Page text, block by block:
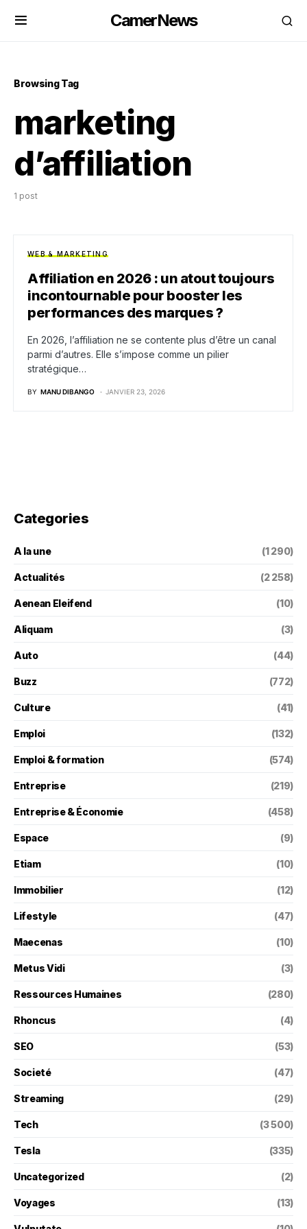
CamerNews
Browsing Tag
marketing
d’affiliation
1 post
WEB & MARKETING
Affiliation en 2026 : un atout toujours
incontournable pour booster les
performances des marques ?
En 2026, l’affiliation ne se contente plus d’être un canal
parmi d’autres. Elle s’impose comme un pilier
stratégique…
BY MANU DIBANGO JANVIER 23, 2026
Categories
A la une (1 290)
Actualités (2 258)
Aenean Eleifend (10)
Aliquam (3)
Auto (44)
Buzz (772)
Culture (41)
Emploi (132)
Emploi & formation (574)
Entreprise (219)
Entreprise & Économie (458)
Espace (9)
Etiam (10)
Immobilier (12)
Lifestyle (47)
Maecenas (10)
Metus Vidi (3)
Ressources Humaines (280)
Rhoncus (4)
SEO (53)
Societé (47)
Streaming (29)
Tech (3 500)
Tesla (335)
Uncategorized (2)
Voyages (13)